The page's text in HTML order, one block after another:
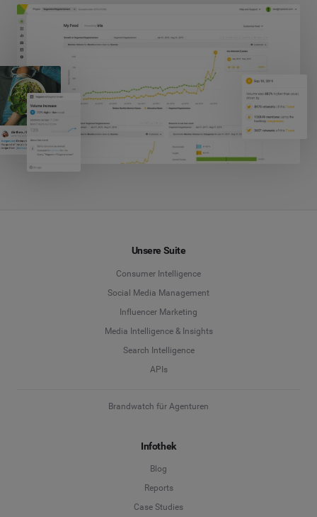
Unsere Suite
Consumer Intelligence
Social Media Management
Influencer Marketing
Media Intelligence & Insights
Search Intelligence
APIs
Brandwatch für Agenturen
Infothek
Blog
Reports
Case Studies